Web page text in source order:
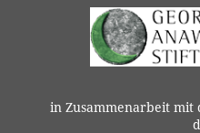
in Zusammenarbeit